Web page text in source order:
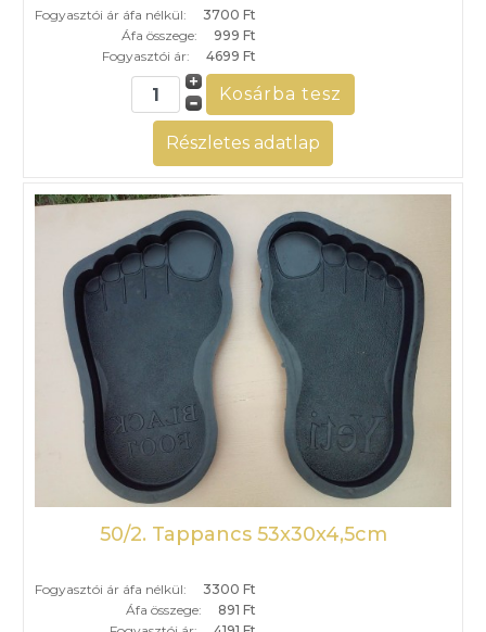
Fogyasztói ár áfa nélkül:
3700 Ft
Áfa összege:
999 Ft
Fogyasztói ár:
4699 Ft
Részletes adatlap
50/2. Tappancs 53x30x4,5cm
Fogyasztói ár áfa nélkül:
3300 Ft
Áfa összege:
891 Ft